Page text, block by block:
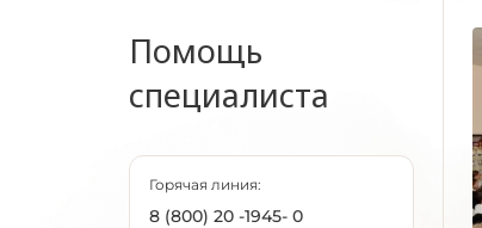
Помощь
специалиста
Горячая линия:
8 (800) 20 -1945- 0